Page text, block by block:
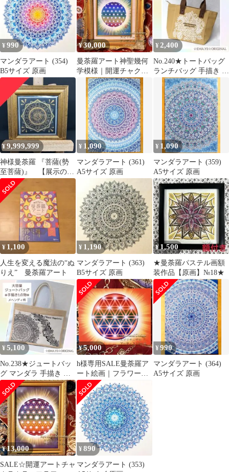
¥990
マンダラアート (354)
B5サイズ 原画
¥30,000
曼荼羅アート神聖幾何
学模様｜開運チャクラ
カラーフラワーオブラ
イフ F3号
¥2,400
No.240★トートバッグ
ランチバッグ 手描き メ
ヘンディ柄★
¥9,999,999
神様曼荼羅 『菩薩(勢
至菩薩)』 【展示の
み】
¥ 1,090
マンダラアート (361)
A5サイズ 原画
¥ 1,090
マンダラアート (359)
A5サイズ 原画
¥ 1,100
人生を変える魔法の“ぬ
りえ” 曼荼羅アート
¥ 1,190
マンダラアート (363)
B5サイズ 原画
¥ 1,500
★曼荼羅パステル画額
装作品【原画】№18★
¥5,100
No.238★ジュートバッ
グ マンダラ 手描き メ
ヘンディ柄★
¥5,000
h様専用SALE曼荼羅ア
ート絵画｜フラワーオ
ブライフ 強力波動F0号
キャンバス
¥990
マンダラアート (364)
A5サイズ 原画
¥13,000
SALE☆開運アートチャ
¥890
マンダラアート (353)